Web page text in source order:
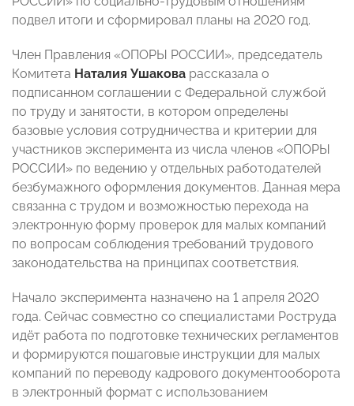
подвел итоги и сформировал планы на 2020 год.
Член Правления «ОПОРЫ РОССИИ», председатель
Комитета Наталия Ушакова рассказала о
подписанном соглашении с Федеральной службой
по труду и занятости, в котором определены
базовые условия сотрудничества и критерии для
участников эксперимента из числа членов «ОПОРЫ
РОССИИ» по ведению у отдельных работодателей
безбумажного оформления документов. Данная мера
связанна с трудом и возможностью перехода на
электронную форму проверок для малых компаний
по вопросам соблюдения требований трудового
законодательства на принципах соответствия.
Начало эксперимента назначено на 1 апреля 2020
года. Сейчас совместно со специалистами Роструда
идёт работа по подготовке технических регламентов
и формируются пошаговые инструкции для малых
компаний по переводу кадрового документооборота
в электронный формат с использованием